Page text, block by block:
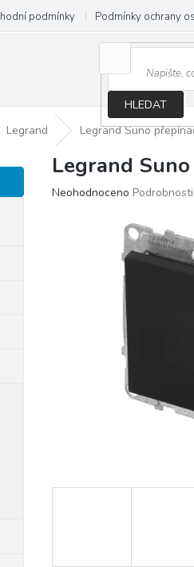
podmínky Podmínky ochrany
HLEDAT
Legrand Legrand Suno
Legrand
Průměrné
Neohodnoceno